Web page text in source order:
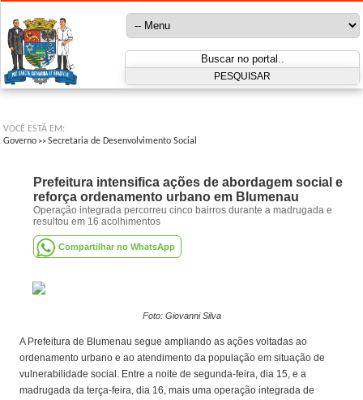
VOCÊ ESTÁ EM:
Governo >>Secretaria de Desenvolvimento Social
Prefeitura intensifica ações de abordagem social e
reforça ordenamento urbano em Blumenau
Operação integrada percorreu cinco bairros durante a madrugada e
resultou em 16 acolhimentos
Compartilhar no WhatsApp
Foto: Giovanni Silva
A Prefeitura de Blumenau segue ampliando as ações voltadas ao
ordenamento urbano e ao atendimento da população em situação de
vulnerabilidade social. Entre a noite de segunda-feira, dia 15, e a
madrugada da terça-feira, dia 16, mais uma operação integrada de